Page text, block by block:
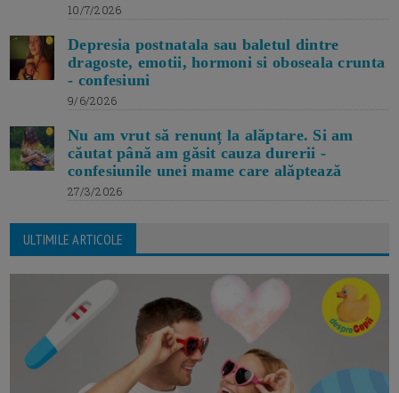
10/7/2026
Depresia postnatala sau baletul dintre
dragoste, emotii, hormoni si oboseala crunta
- confesiuni
9/6/2026
Nu am vrut să renunț la alăptare. Si am
căutat până am găsit cauza durerii -
confesiunile unei mame care alăptează
27/3/2026
ULTIMILE ARTICOLE